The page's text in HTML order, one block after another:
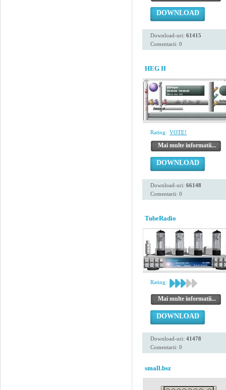
DOWNLOAD
Download-uri: 61415
Comentarii: 0
HEG II
Rating: VOTE!
Mai multe informatii...
DOWNLOAD
Download-uri: 66148
Comentarii: 0
TubeRadio
Rating:
Mai multe informatii...
DOWNLOAD
Download-uri: 41478
Comentarii: 0
small.bsz